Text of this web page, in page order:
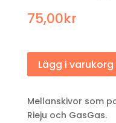
75,00kr
Lägg i varukorg
Mellanskivor som
Rieju och GasGas.